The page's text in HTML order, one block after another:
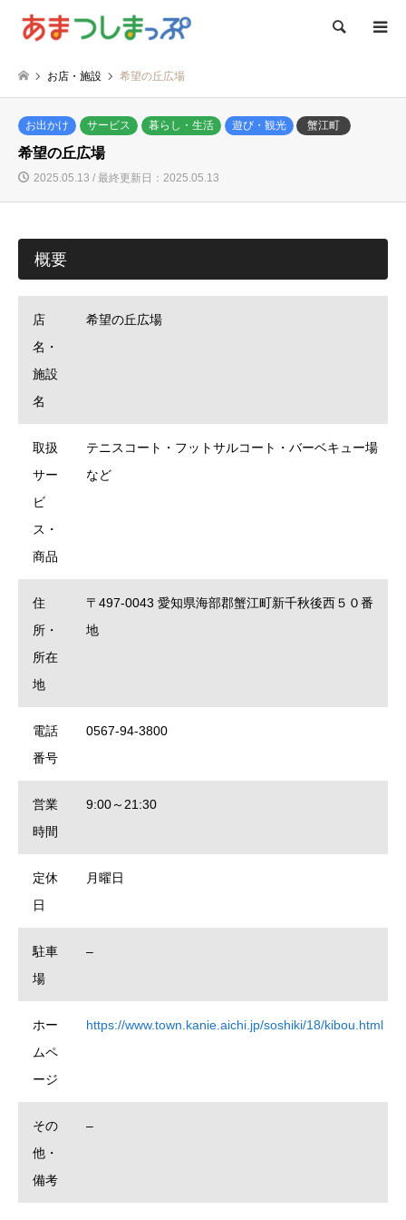
検索
お店・施設 希望の丘広場
お出かけ サービス 暮らし・生活 遊び・観光 蟹江町
希望の丘広場
2025.05.13 / 最終更新日：2025.05.13
概要
店
名・
施設
名
希望の丘広場
取扱
サー
ビ
ス・
商品
テニスコート・フットサルコート・バーベキュー場
など
住
所・
所在
地
〒497-0043 愛知県海部郡蟹江町新千秋後西５０番
地
電話
番号
0567-94-3800
営業
時間
9:00～21:30
定休
日
月曜日
駐車
場
–
ホー
ムペ
ージ
https://www.town.kanie.aichi.jp/soshiki/18/kibou.html
その
他・
備考
–